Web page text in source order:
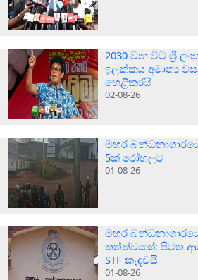
2030 වන විට ශ්‍රී
ඉලක්කය අමාත්‍ය
හෙළිකරයි
02-08-26
මහර
5ක් රෝහලට
01-08-26
මහර
තත්ත්වයක්: පිටත
STF කැඳවයි
01-08-26